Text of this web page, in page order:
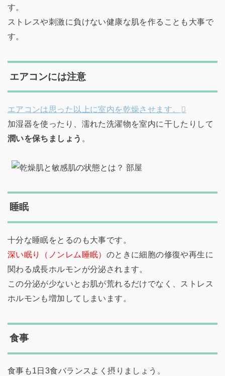
す。
ストレスや刺激に負けない健康な肌を作ることも大事で
す。
エアコンには注意
エアコンは思った以上に室内を乾燥させます。
加湿器を使ったり、濡れた洗濯物を室内に干したりして
潤いを保ちましょう 。
睡眠
十分な睡眠をとるのも大事です。
深い眠り（ノンレム睡眠） のときに細胞の修復や再生に
関わる成長ホルモンが分泌されます。
この分泌が少ないとお肌が荒れるだけでなく、ストレス
ホルモンも増加してしまいます。
食事
食事も1日3食バランスよく摂りましょう。